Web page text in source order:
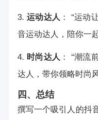
3.运动达人 ： “运动
音运动达人，陪你一
4. 时尚达人 ： “潮流
达人，带你领略时尚
四、总结
撰写一个吸引人的抖